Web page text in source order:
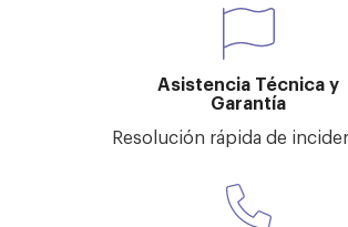
Asistencia Técnica y
Garantía
Resolución rápida de